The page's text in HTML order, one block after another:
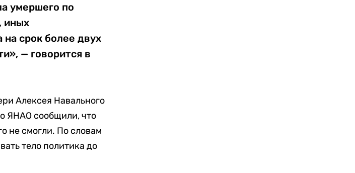
умершего по
иных
срок более двух
— говорится в
Алексея Навального
ЯНАО сообщили, что
не смогли. По словам
тело политика до